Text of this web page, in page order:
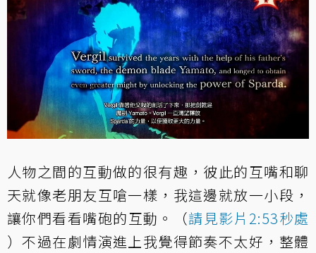
人物之間的互動做的很有趣，彼此的互嘴和聊
天就像老朋友互嗆一樣，我這邊就放一小段，
讓你們看看嘴砲的互動。（請見影片2:53秒處
）不過在劇情演進上我覺得節奏不太好，整體